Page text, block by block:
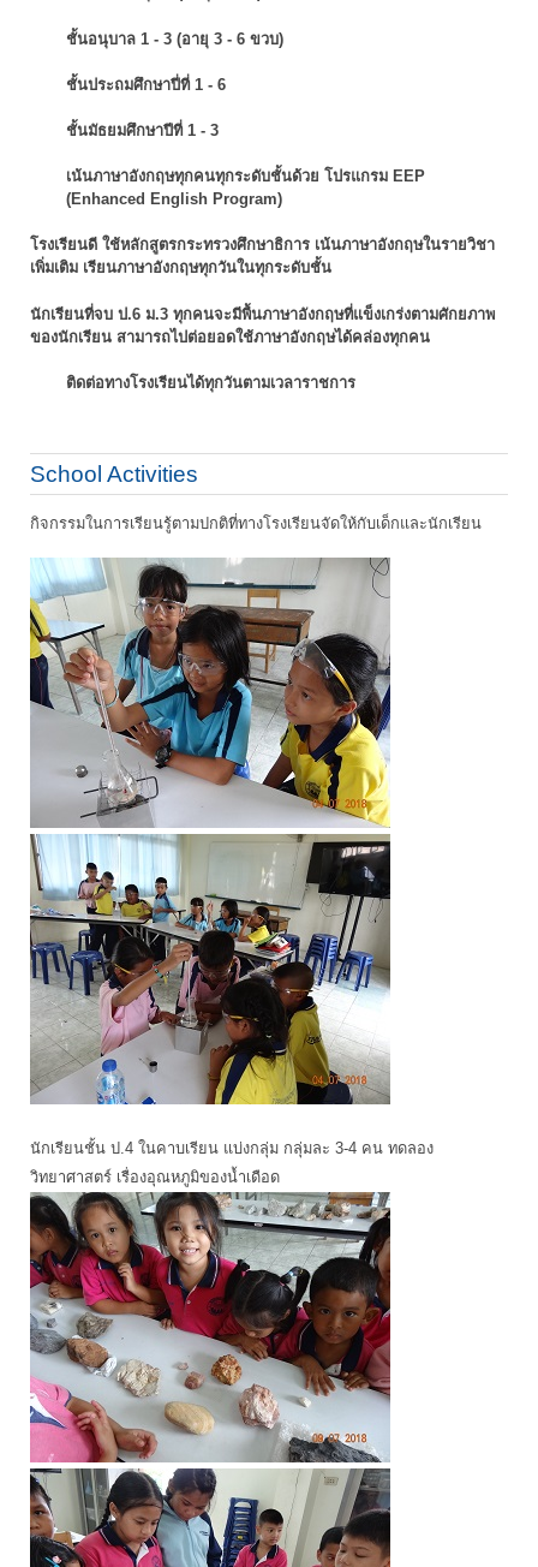
ชั้นอนุบาล 1 - 3 (อายุ 3 - 6 ขวบ)
ชั้นประถมศึกษาปี่ที่ 1 - 6
ชั้นมัธยมศึกษาปีที่ 1 - 3
เน้นภาษาอังกฤษทุกคนทุกระดับชั้นด้วย โปรแกรม EEP
(Enhanced English Program)
โรงเรียนดี ใช้หลักสูตรกระทรวงศึกษาธิการ เน้นภาษาอังกฤษในรายวิชา
เพิ่มเติม เรียนภาษาอังกฤษทุกวันในทุกระดับชั้น
นักเรียนที่จบ ป.6 ม.3 ทุกคนจะมีพื้นภาษาอังกฤษที่แข็งเกร่งตามศักยภาพ
ของนักเรียน สามารถไปต่อยอดใช้ภาษาอังกฤษได้คล่องทุกคน
ติดต่อทางโรงเรียนได้ทุกวันตามเวลาราชการ
School Activities
กิจกรรมในการเรียนรู้ตามปกติที่ทางโรงเรียนจัดให้กับเด็กและนักเรียน
นักเรียนชั้น ป.4 ในคาบเรียน แบ่งกลุ่ม กลุ่มละ 3-4 คน ทดลอง
วิทยาศาสตร์ เรื่องอุณหภูมิของน้ำเดือด